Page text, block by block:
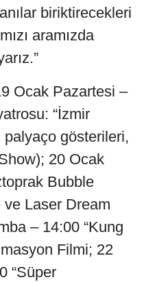
biriktirecekleri
aramızda
Ocak Pazartesi –
“İzmir
palyaço gösterileri,
20 Ocak
Bubble
Laser Dream
– 14:00 “Kung
Filmi; 22
“Süper